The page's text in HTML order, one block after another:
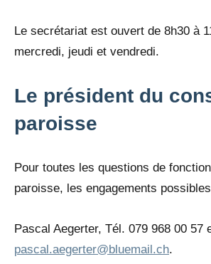
Le secrétariat est ouvert de 8h30 à
mercredi, jeudi et vendredi.
Le président du
paroisse
Pour toutes les questions de
paroisse, les engagements
Pascal Aegerter, Tél. 079 968 00 57
pascal.aegerter@bluemail.ch.